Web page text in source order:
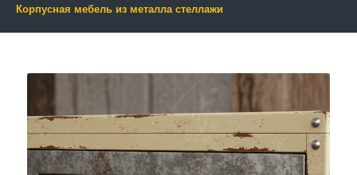
Корпусная мебель из металла стеллажи